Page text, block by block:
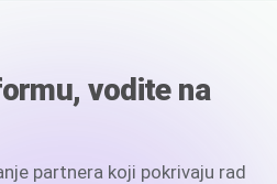
vodite na
partnera koji pokrivaju rad